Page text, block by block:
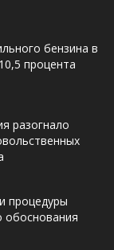
бензина в
процента
разогнало
процедуры
обоснования